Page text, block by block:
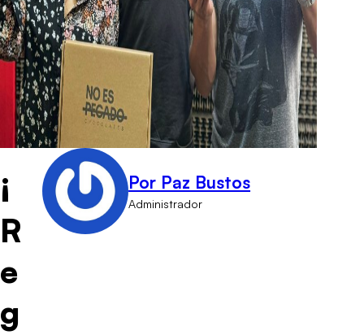
¡
R
e
g
Por Paz Bustos
Administrador